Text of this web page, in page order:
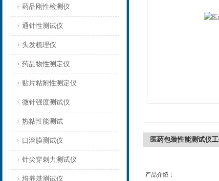
药品刚性检测仪
通针性测试仪
头发梳理仪
药品物性测定仪
贴片粘附性测定仪
微针强度测试仪
热粘性能测试
口溶膜测试仪
针尖穿刺力测试仪
培养基测试仪
医药包装性能测试仪
产品介绍：